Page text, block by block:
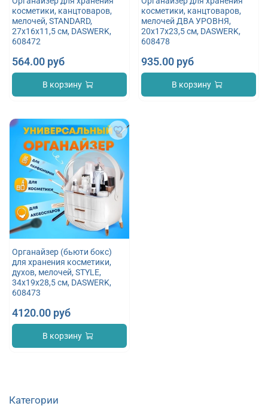
косметики, канцтоваров,
мелочей, STANDARD,
27х16х11,5 см, DASWERK,
608472
564.00 руб
В корзину
косметики, канцтоваров,
мелочей ДВА УРОВНЯ,
20х17х23,5 см, DASWERK,
608478
935.00 руб
В корзину
Органайзер (бьюти бокс)
для хранения косметики,
духов, мелочей, STYLE,
34х19х28,5 см, DASWERK,
608473
4120.00 руб
В корзину
Категории